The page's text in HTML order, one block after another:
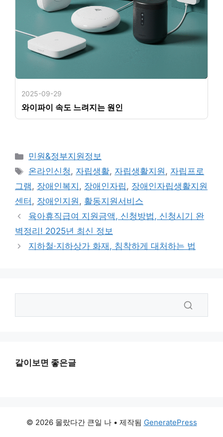
2025-09-29
와이파이 속도 느려지는 원인
카
테
리
민원&정부지원정보
태
그
온라인신청, 자립생활, 자립생활지원, 자립프로
그램, 장애인복지 , 장애인자립, 장애인자립생활지원
센터 , 장애인지원, 활동지원서비스
육아휴직급여 지원금액, 신청방법, 신청시기 완
벽정리! 2025년 최신 정보
지하철·지하상가 화재, 침착하게 대처하는 법
같이보면 좋은글
© 2026 몰랐다간 큰일 나• 제작됨 GeneratePress